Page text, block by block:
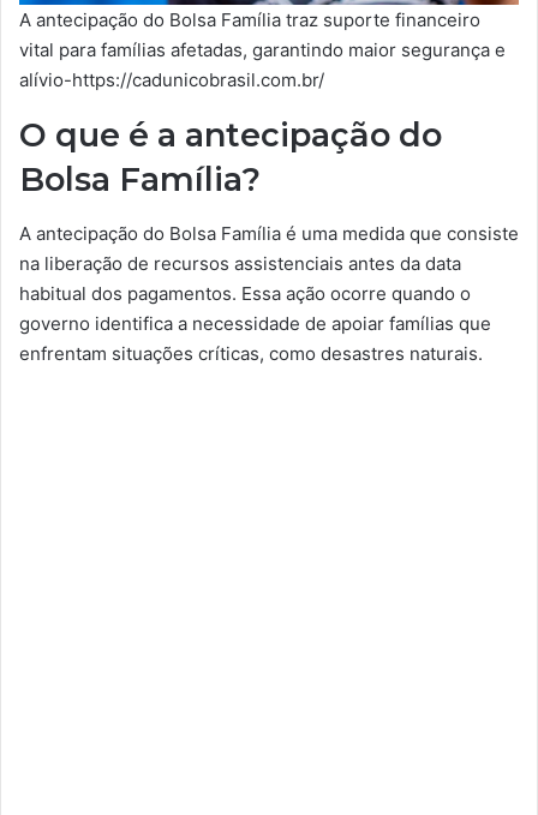
A antecipação do Bolsa Família traz suporte financeiro
vital para famílias afetadas, garantindo maior segurança e
alívio-https://cadunicobrasil.com.br/
O que é a antecipação do
Bolsa Família?
A antecipação do Bolsa Família é uma medida que consiste
na liberação de recursos assistenciais antes da data
habitual dos pagamentos. Essa ação ocorre quando o
governo identifica a necessidade de apoiar famílias que
enfrentam situações críticas, como desastres naturais.